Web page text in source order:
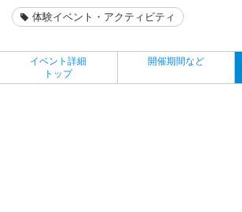
体験イベント・アクティビティ
イベント詳細
トップ
開催期間など